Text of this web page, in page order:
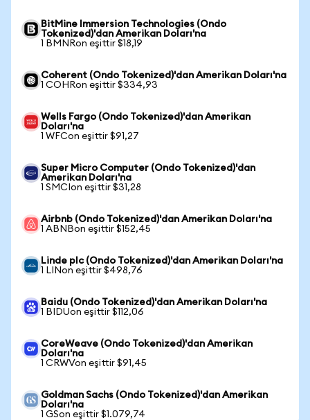
BitMine Immersion Technologies (Ondo
Tokenized)'dan Amerikan Doları'na
1 BMNRon eşittir $18,19
Coherent (Ondo Tokenized)'dan Amerikan Doları'na
1 COHRon eşittir $334,93
Wells Fargo (Ondo Tokenized)'dan Amerikan
Doları'na
1 WFCon eşittir $91,27
Super Micro Computer (Ondo Tokenized)'dan
Amerikan Doları'na
1 SMCIon eşittir $31,28
Airbnb (Ondo Tokenized)'dan Amerikan Doları'na
1 ABNBon eşittir $152,45
Linde plc (Ondo Tokenized)'dan Amerikan Doları'na
1 LINon eşittir $498,76
Baidu (Ondo Tokenized)'dan Amerikan Doları'na
1 BIDUon eşittir $112,06
CoreWeave (Ondo Tokenized)'dan Amerikan
Doları'na
1 CRWVon eşittir $91,45
Goldman Sachs (Ondo Tokenized)'dan Amerikan
Doları'na
1 GSon eşittir $1.079,74